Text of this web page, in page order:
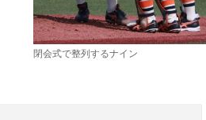
閉会式で整列するナイン